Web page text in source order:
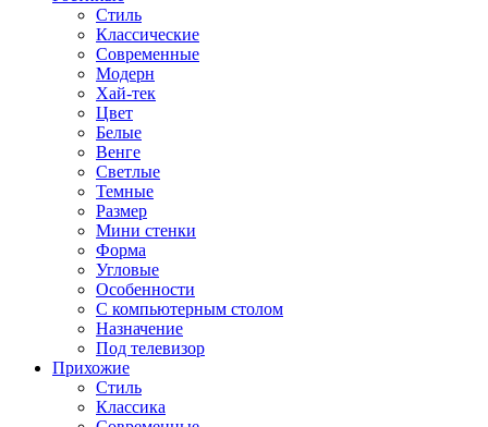
Стиль
Классические
Современные
Модерн
Хай-тек
Цвет
Белые
Венге
Светлые
Темные
Размер
Мини стенки
Форма
Угловые
Особенности
С компьютерным столом
Назначение
Под телевизор
Прихожие
Стиль
Классика